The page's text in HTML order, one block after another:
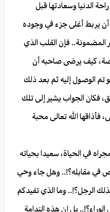
راحة الدنيا وسعادتها قبل
أن يربط أغلى جزء في وجوده
المضمونة.. فإن القلب الذي
كيف يرضى صاحبه أن
تم الوصول إليه ثم بعد ذلك
فكان الجواب يشير إلى تلك
فأذاقها الله تعالى محبة
في الحياة، سعيدا بحياته
في مقابله؟!.. وهل جاء وحي
الرجل؟!.. وما الذي تفيدكم
الوراء؟!.. بل إن هذه الندامة